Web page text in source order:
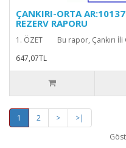
ÇANKIRI-ORTA
REZERV RAPORU
1. ÖZET Bu rapor, Çankırı İli
647,07TL
1 2 >
>|